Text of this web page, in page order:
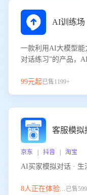
AI训练场
一款利用AI大模型能
对话练习”的产品，
服能力。
99元起已售1199+
客服模拟
京东 | 抖音 | 淘宝
AI买家模拟对话 · 生
8人正在体验...已售